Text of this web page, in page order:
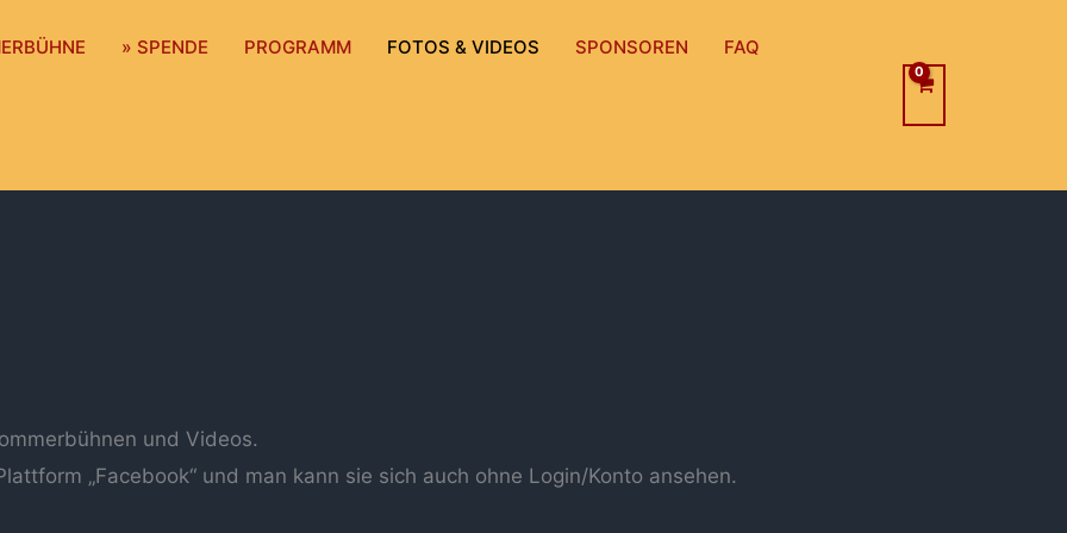
» SPENDE PROGRAMM FOTOS & VIDEOS SPONSOREN FAQ
und Videos.
„Facebook“ und man kann sie sich auch ohne Login/Konto ansehen.